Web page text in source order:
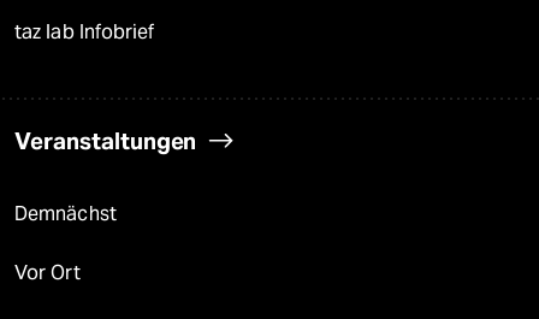
taz lab Infobrief
Veranstaltungen
Demnächst
Vor Ort